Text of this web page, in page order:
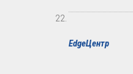
EdgeЦентр